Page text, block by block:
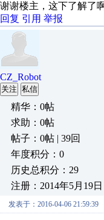
谢谢楼主，这下了解了
回复 引用 举报
CZ_Robot
关注 私信
精华：0帖
求助：0帖
帖子：0帖 | 39回
年度积分：0
历史总积分：29
注册：2014年5月19日
发表于：2016-04-06 21:59:39